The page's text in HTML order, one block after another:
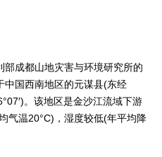
成都山地灾害与环境研究所的
中国西南地区的元谋县(东经
。该地区是金沙江流域下游
气温20°C)，湿度较低(年平均降